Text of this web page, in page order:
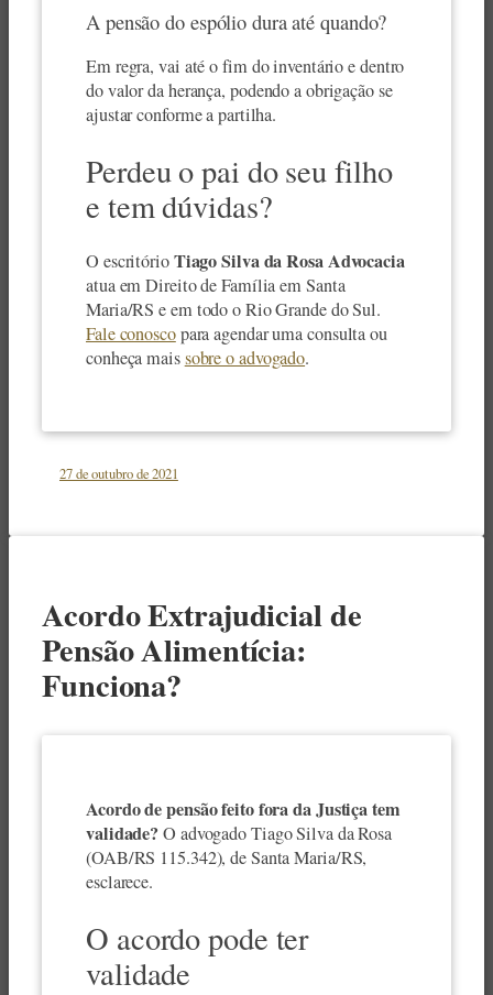
A pensão do espólio dura até quando?
Em regra, vai até o fim do inventário e dentro
do valor da herança, podendo a obrigação se
ajustar conforme a partilha.
Perdeu o pai do seu filho
e tem dúvidas?
O escritórioTiago Silva da Rosa Advocacia
atua em Direito de Família em Santa
Maria/RS e em todo o Rio Grande do Sul.
Fale conoscopara agendar uma consulta ou
conheça maissobre o advogado.
27 de outubro de 2021
Acordo Extrajudicial de
Pensão Alimentícia:
Funciona?
Acordo de pensão feito fora da Justiça tem
validade?O advogado Tiago Silva da Rosa
(OAB/RS 115.342), de Santa Maria/RS,
esclarece.
O acordo pode ter
validade